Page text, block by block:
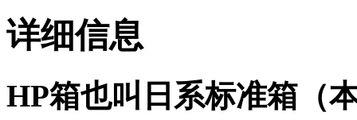
详细信息
HP箱也叫日系标准箱（